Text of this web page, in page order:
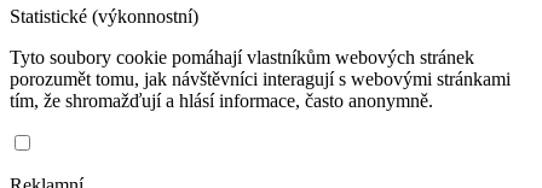
Statistické (výkonnostní)
Tyto soubory cookie pomáhají vlastníkům webových stránek
porozumět tomu, jak návštěvníci interagují s webovými stránkami
tím, že shromažďují a hlásí informace, často anonymně.